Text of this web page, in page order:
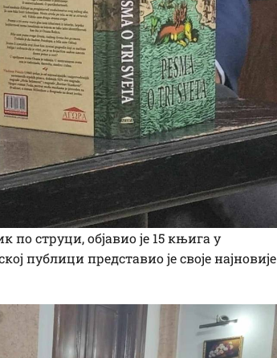
струци, објавио је 15 књига у
публици представио је своје најновије